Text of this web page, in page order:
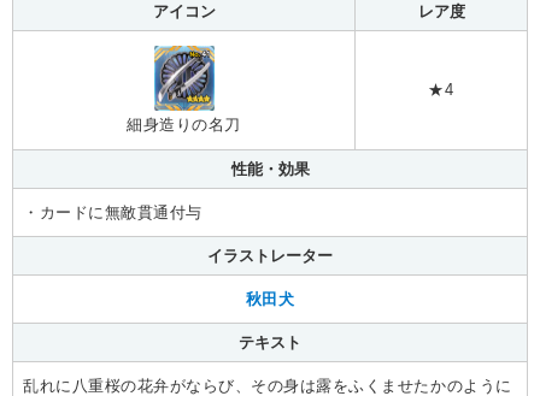
アイコン レア度
細身造りの名刀
★4
性能・効果
・カードに無敵貫通付与
イラストレーター
秋田犬
テキスト
乱れに八重桜の花弁がならび、その身は露をふくませたかのように